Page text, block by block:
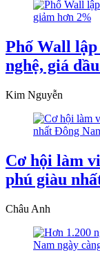
Phố Wall
nghệ, giá
Kim Nguyễn
Cơ hội làm
phú giàu
Châu Anh